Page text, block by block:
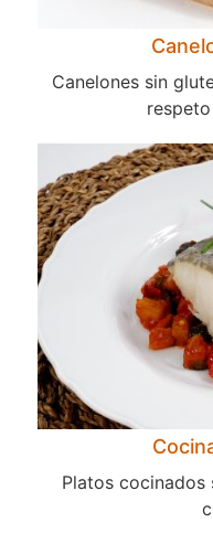
Canelones sin
Platos